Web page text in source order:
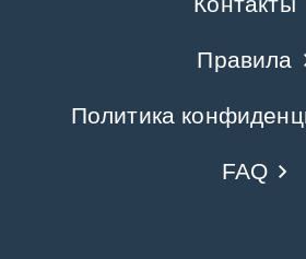
Правила
Политика
FAQ